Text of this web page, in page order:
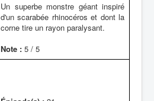
Un superbe monstre géant inspiré
d'un scarabée rhinocéros et dont la
corne tire un rayon paralysant.
Note : 5 / 5